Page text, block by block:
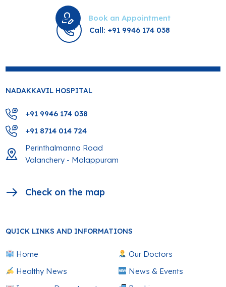
Book an Appointment
Call: +91 9946 174 038
NADAKKAVIL HOSPITAL
+91 9946 174 038
+91 8714 014 724
Perinthalmanna Road
Valanchery - Malappuram
Check on the map
QUICK LINKS AND INFORMATIONS
Home
Our Doctors
Healthy News
News & Events